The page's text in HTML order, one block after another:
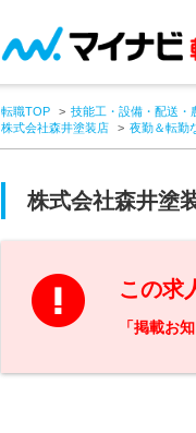
転職TOP 技能工・設備・配送・
株式会社森井塗装店
夜勤＆転勤
株式会社森井塗
この求
「掲載お